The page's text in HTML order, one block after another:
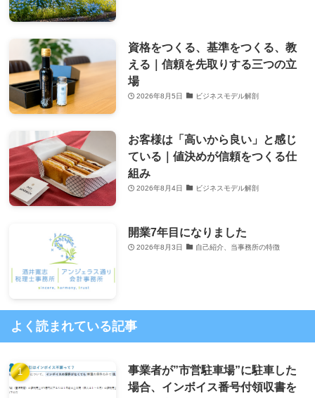
資格をつくる、基準をつくる、教
える｜信頼を先取りする三つの立
場
2026年8月5日 ビジネスモデル解剖
お客様は「高いから良い」と感じ
ている｜値決めが信頼をつくる仕
組み
2026年8月4日 ビジネスモデル解剖
開業7年目になりました
2026年8月3日 自己紹介、当事務所の特徴
よく読まれている記事
事業者が”市営駐車場”に駐車した
場合、インボイス番号付領収書を